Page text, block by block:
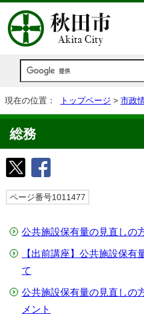
現在の位置： トップページ > 市政
総務
ページ番号1011477
公共施設保有量の見直しの
【出前講座】公共施設保有
て
公共施設保有量の見直しの
メント